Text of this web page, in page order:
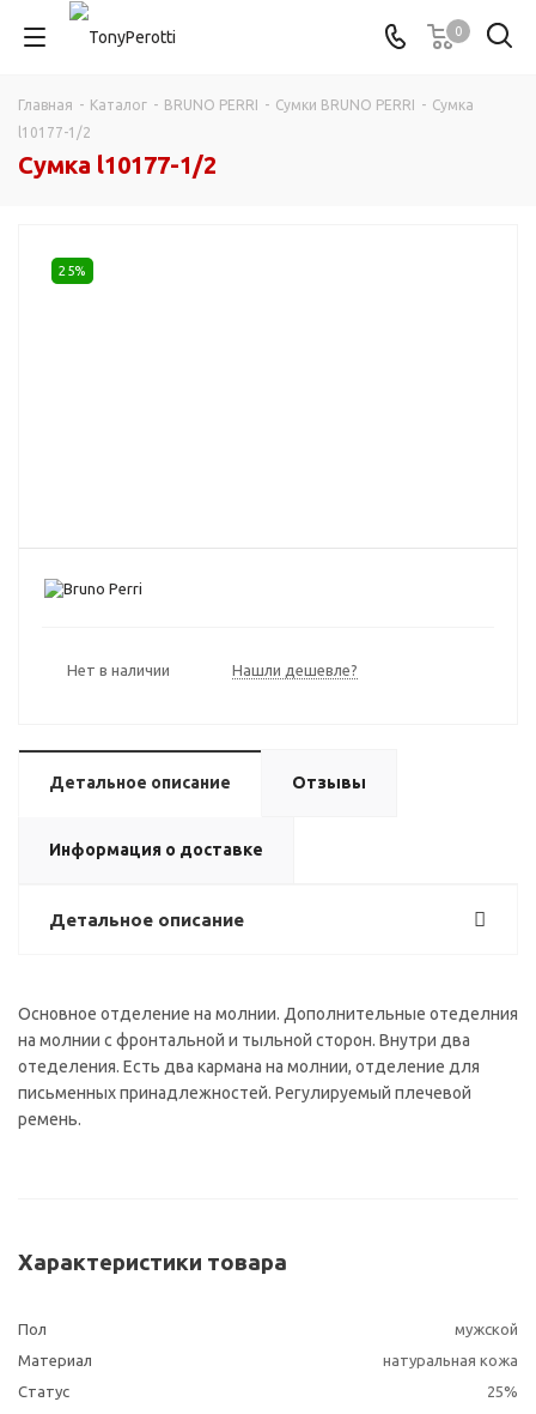
0
Главная - Каталог - BRUNO PERRI - Сумки BRUNO PERRI - Сумка
l10177-1/2
Сумка l10177-1/2
25%
Нет в наличии Нашли дешевле?
Детальное описание Отзывы
Информация о доставке
Детальное описание
Основное отделение на молнии. Дополнительные отеделния
на молнии с фронтальной и тыльной сторон. Внутри два
отеделения. Есть два кармана на молнии, отделение для
письменных принадлежностей. Регулируемый плечевой
ремень.
Характеристики товара
Пол
мужской
Материал
натуральная кожа
Статус
25%